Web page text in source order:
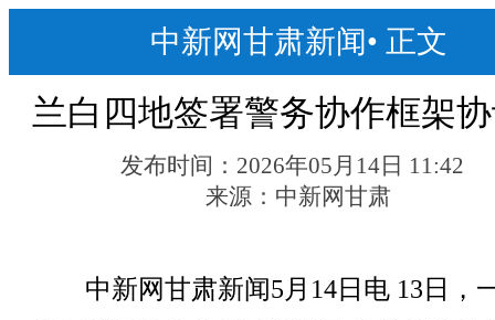
中新网甘肃新闻• 正文
兰白四地签署警务协作框架
发布时间： 2026年05月14日 11:42
来源： 中新网甘肃
中新网甘肃新闻5月14日电 13日，